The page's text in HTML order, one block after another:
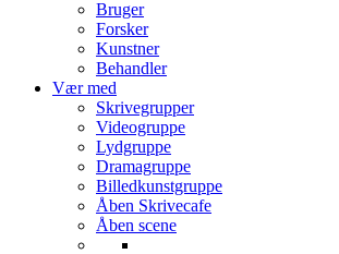
Bruger
Forsker
Kunstner
Behandler
Vær med
Skrivegrupper
Videogruppe
Lydgruppe
Dramagruppe
Billedkunstgruppe
Åben Skrivecafe
Åben scene